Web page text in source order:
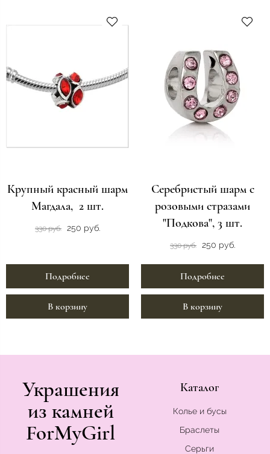
Крупный красный шарм
Магдала, 2 шт.
330 руб. 250 руб.
Подробнее
В корзину
Серебристый шарм с
розовыми стразами
"Подкова", 3 шт.
330 руб. 250 руб.
Подробнее
В корзину
Украшения
из камней
ForMyGirl
Каталог
Колье и бусы
Браслеты
Серьги